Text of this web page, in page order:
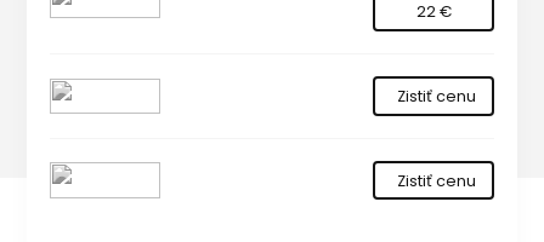
22 €
Zistiť cenu
Zistiť cenu